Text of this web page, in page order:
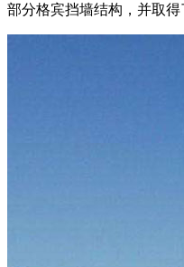
部分格宾挡墙结构，并取得